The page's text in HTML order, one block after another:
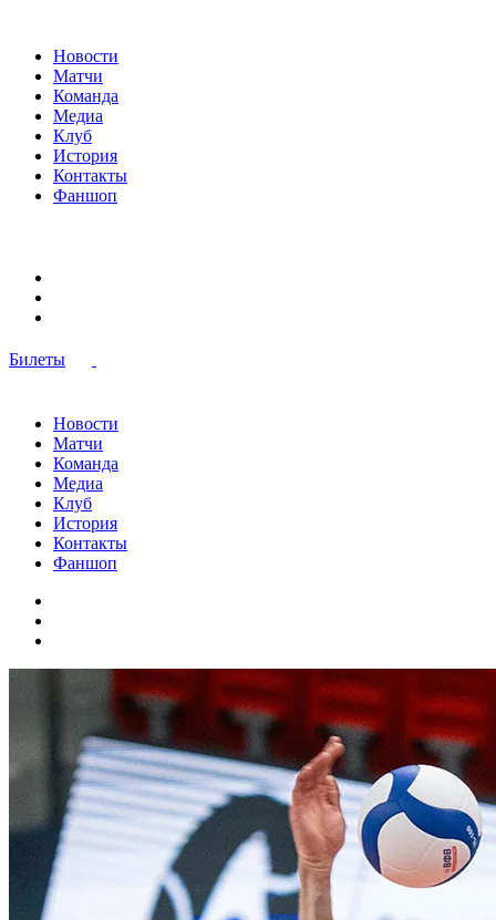
Новости
Матчи
Команда
Медиа
Клуб
История
Контакты
Фаншоп
Билеты
Новости
Матчи
Команда
Медиа
Клуб
История
Контакты
Фаншоп